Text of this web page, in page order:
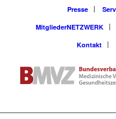
Presse
MitgliederNETZWERK
Kontakt